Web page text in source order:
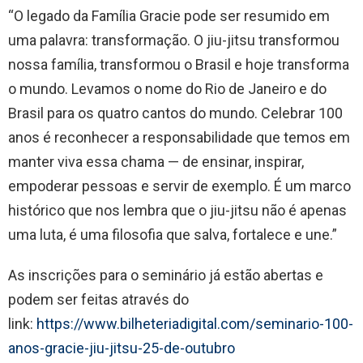
“O legado da Família Gracie pode ser resumido em
uma palavra: transformação. O jiu-jitsu transformou
nossa família, transformou o Brasil e hoje transforma
o mundo. Levamos o nome do Rio de Janeiro e do
Brasil para os quatro cantos do mundo. Celebrar 100
anos é reconhecer a responsabilidade que temos em
manter viva essa chama — de ensinar, inspirar,
empoderar pessoas e servir de exemplo. É um marco
histórico que nos lembra que o jiu-jitsu não é apenas
uma luta, é uma filosofia que salva, fortalece e une.”
As inscrições para o seminário já estão abertas e
podem ser feitas através do
link: https://www.bilheteriadigital.com/seminario-100-
anos-gracie-jiu-jitsu-25-de-outubro